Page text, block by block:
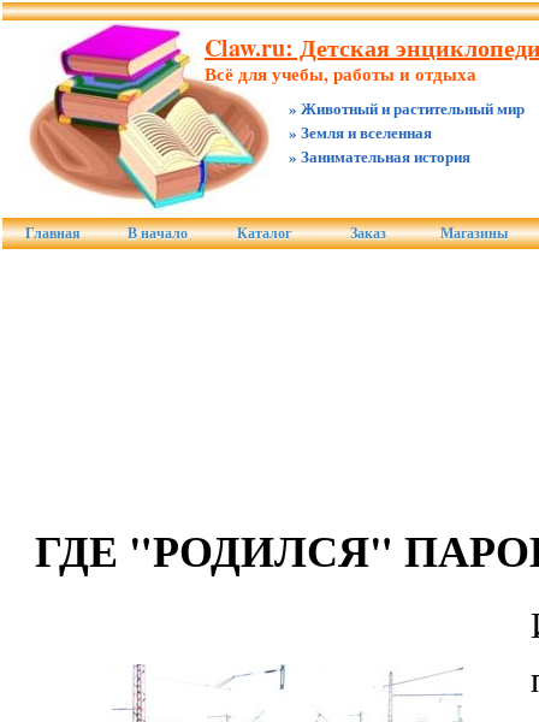
Claw.ru: Детская
Всё для учебы, работы и отдыха
» Животный и растительный мир
» Земля и вселенная
» Занимательная история
Главная В начало Каталог Заказ Магазины
ГДЕ "РОДИЛСЯ"